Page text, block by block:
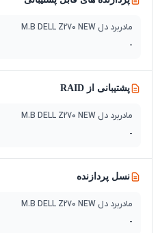
مادربرد دل M.B DELL Z270 NEW
-
پشتیبانی از RAID
مادربرد دل M.B DELL Z270 NEW
-
نسل پردازنده
مادربرد دل M.B DELL Z270 NEW
-